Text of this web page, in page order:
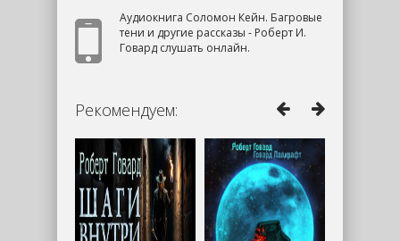
Аудиокнига Соломон Кейн. Багровые
тени и другие рассказы - Роберт И.
Говард слушать онлайн.
Рекомендуем: